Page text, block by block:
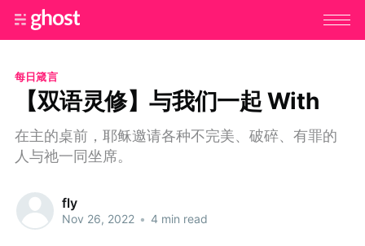
每日箴言
【双语灵修】与我们一起 With
在主的桌前，耶稣邀请各种不完美、破碎、有罪的
人与祂一同坐席。
fly
Nov 26, 2022 • 4 min read